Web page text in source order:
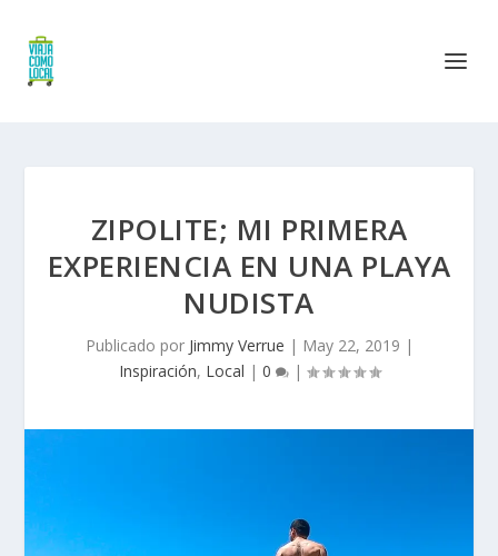
ZIPOLITE; MI PRIMERA
EXPERIENCIA EN UNA PLAYA
NUDISTA
Publicado por Jimmy Verrue | May 22, 2019 |
Inspiración, Local | 0 |